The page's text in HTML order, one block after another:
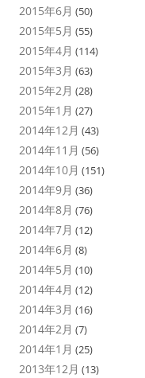
2015年6月 (50)
2015年5月 (55)
2015年4月 (114)
2015年3月 (63)
2015年2月 (28)
2015年1月 (27)
2014年12月 (43)
2014年11月 (56)
2014年10月 (151)
2014年9月 (36)
2014年8月 (76)
2014年7月 (12)
2014年6月 (8)
2014年5月 (10)
2014年4月 (12)
2014年3月 (16)
2014年2月 (7)
2014年1月 (25)
2013年12月 (13)